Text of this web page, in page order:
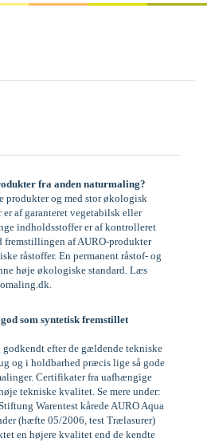
fra anden naturmaling?
produkter og med stor økologisk
er af garanteret vegetabilsk eller
indholdsstoffer er af kontrolleret
fremstillingen af AURO-produkter
råstoffer. En permanent råstof- og
høje økologiske standard. Læs
som syntetisk fremstillet
efter de gældende tekniske
og i holdbarhed præcis lige så gode
Certifikater fra uafhængige
tekniske kvalitet. Se mere under:
Warentest kårede AURO Aqua
(hæfte 05/2006, test Trælasurer)
en højere kvalitet end de kendte